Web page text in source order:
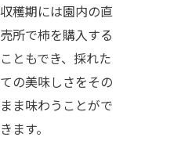
収穫期には園内の直
売所で柿を購入する
こともでき、採れた
ての美味しさをその
まま味わうことがで
きます。